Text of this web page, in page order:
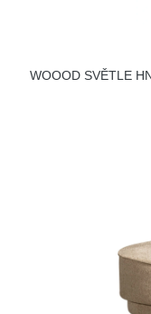
WOOOD SVĚTLE